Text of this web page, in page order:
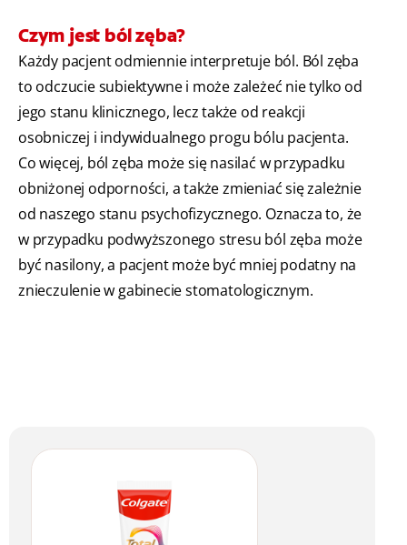
Czym jest ból zęba?
Każdy pacjent odmiennie interpretuje ból. Ból zęba
to odczucie subiektywne i może zależeć nie tylko od
jego stanu klinicznego, lecz także od reakcji
osobniczej i indywidualnego progu bólu pacjenta.
Co więcej, ból zęba może się nasilać w przypadku
obniżonej odporności, a także zmieniać się zależnie
od naszego stanu psychofizycznego. Oznacza to, że
w przypadku podwyższonego stresu ból zęba może
być nasilony, a pacjent może być mniej podatny na
znieczulenie w gabinecie stomatologicznym.